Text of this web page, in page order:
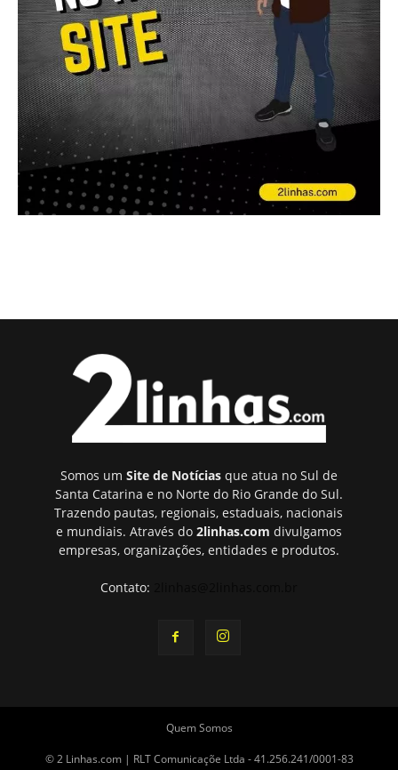
Somos um Site de Notíciasque atua no Sul de
Santa Catarina e no Norte do Rio Grande do Sul.
Trazendo pautas, regionais, estaduais, nacionais
e mundiais. Através do 2linhas.com divulgamos
empresas, organizações, entidades e produtos.
Contato:
Quem Somos
© 2 Linhas.com | RLT Comunicaçõe Ltda - 41.256.241/0001-83